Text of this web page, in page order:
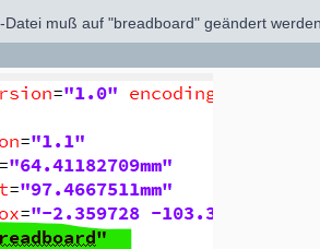
Datei muß auf "breadboard" geändert